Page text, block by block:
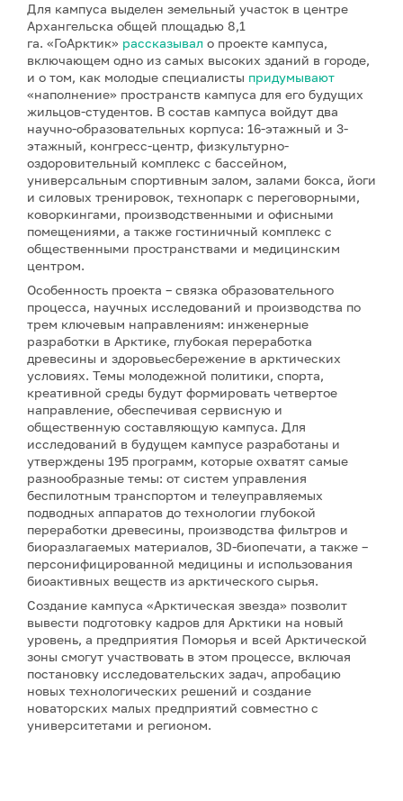
Для кампуса выделен земельный участок в центре
Архангельска общей площадью 8,1
га. «ГоАрктик» рассказывал о проекте кампуса,
включающем одно из самых высоких зданий в городе,
и о том, как молодые специалисты придумывают
«наполнение» пространств кампуса для его будущих
жильцов-студентов. В состав кампуса войдут два
научно-образовательных корпуса: 16-этажный и 3-
этажный, конгресс-центр, физкультурно-
оздоровительный комплекс с бассейном,
универсальным спортивным залом, залами бокса, йоги
и силовых тренировок, технопарк с переговорными,
коворкингами, производственными и офисными
помещениями, а также гостиничный комплекс с
общественными пространствами и медицинским
центром.
Особенность проекта – связка образовательного
процесса, научных исследований и производства по
трем ключевым направлениям: инженерные
разработки в Арктике, глубокая переработка
древесины и здоровьесбережение в арктических
условиях. Темы молодежной политики, спорта,
креативной среды будут формировать четвертое
направление, обеспечивая сервисную и
общественную составляющую кампуса. Для
исследований в будущем кампусе разработаны и
утверждены 195 программ, которые охватят самые
разнообразные темы: от систем управления
беспилотным транспортом и телеуправляемых
подводных аппаратов до технологии глубокой
переработки древесины, производства фильтров и
биоразлагаемых материалов, 3D-биопечати, а также –
персонифицированной медицины и использования
биоактивных веществ из арктического сырья.
Создание кампуса «Арктическая звезда» позволит
вывести подготовку кадров для Арктики на новый
уровень, а предприятия Поморья и всей Арктической
зоны смогут участвовать в этом процессе, включая
постановку исследовательских задач, апробацию
новых технологических решений и создание
новаторских малых предприятий совместно с
университетами и регионом.